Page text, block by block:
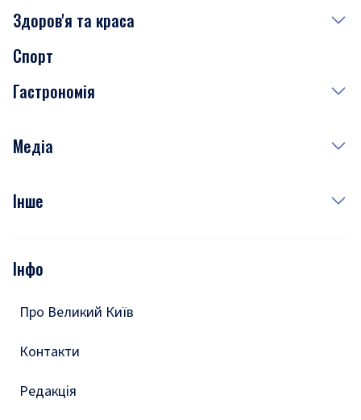
Сьогодні
Завтра
Субота
Здоров'я та краса
Медицина
Краса
Спорт
Гастрономія
Рецепти
Медіа
Фото
Подкасти
Інше
Тести
Інфо
Про Великий Київ
Контакти
Редакція